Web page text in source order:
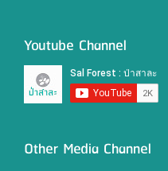
Youtube Channel
Other Media Channel